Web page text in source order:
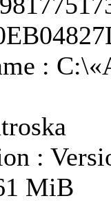
:
:
MiB